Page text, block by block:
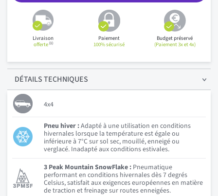
Livraison
offerte(1)
Paiement
100% sécurisé
Budget préservé
(Paiement 3x et 4x)
DÉTAILSTECHNIQUES
4x4
Pneu hiver :Adapté à une utilisation en conditions
hivernales lorsque la température est égale ou
inférieure à 7°C sur sol sec, mouillé, enneigé ou
verglacé. Inadapté aux conditions estivales.
3 Peak Mountain SnowFlake : Pneumatique
performant en conditions hivernales dès 7 degrés
Celsius, satisfait aux exigences européennes en matière
de traction et freinage sur routes enneigées.